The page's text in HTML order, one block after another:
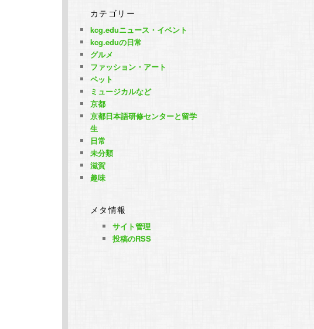
カテゴリー
kcg.eduニュース・イベント
kcg.eduの日常
グルメ
ファッション・アート
ペット
ミュージカルなど
京都
京都日本語研修センターと留学
生
日常
未分類
滋賀
趣味
メタ情報
サイト管理
投稿のRSS